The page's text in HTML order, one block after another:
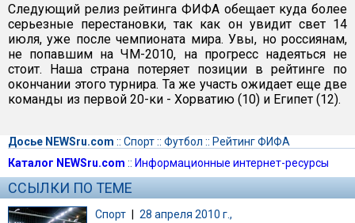
Следующий релиз рейтинга ФИФА обещает куда более
серьезные перестановки, так как он увидит свет 14
июля, уже после чемпионата мира. Увы, но россиянам,
не попавшим на ЧМ-2010, на прогресс надеяться не
стоит. Наша страна потеряет позиции в рейтинге по
окончании этого турнира. Та же участь ожидает еще две
команды из первой 20-ки - Хорватию (10) и Египет (12).
Досье NEWSru.com :: Спорт:: Футбол :: Рейтинг ФИФА
Каталог NEWSru.com :: Информационные интернет-ресурсы
ССЫЛКИ ПО ТЕМЕ
Спорт | 28 апреля 2010 г.,